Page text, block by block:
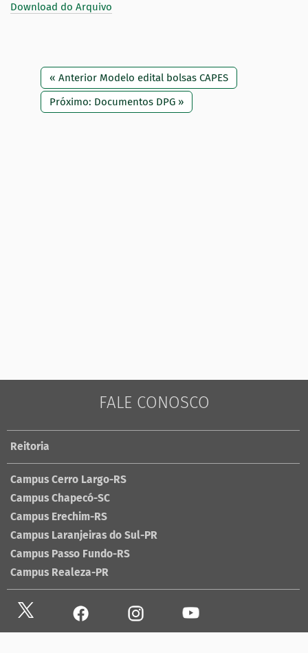
Download do Arquivo
« Anterior Modelo edital bolsas CAPES
Próximo: Documentos DPG »
FALE CONOSCO
Reitoria
Campus Cerro Largo-RS
Campus Chapecó-SC
Campus Erechim-RS
Campus Laranjeiras do Sul-PR
Campus Passo Fundo-RS
Campus Realeza-PR